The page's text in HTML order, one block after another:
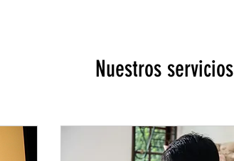
Nuestros servicios